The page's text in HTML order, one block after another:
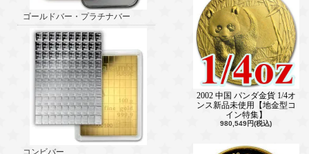
ゴールドバー・プラチナバー
コンビバー
2002 中国 パンダ金貨 1/4オ
ンス新品未使用【地金型コ
イン特集】
980,549円(税込)